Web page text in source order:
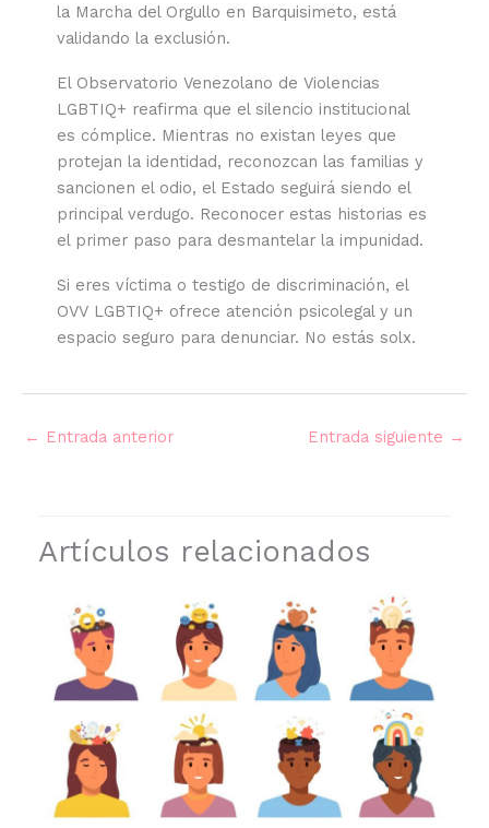
la Marcha del Orgullo en Barquisimeto, está
validando la exclusión.
El Observatorio Venezolano de Violencias
LGBTIQ+ reafirma que el silencio institucional
es cómplice. Mientras no existan leyes que
protejan la identidad, reconozcan las familias y
sancionen el odio, el Estado seguirá siendo el
principal verdugo. Reconocer estas historias es
el primer paso para desmantelar la impunidad.
Si eres víctima o testigo de discriminación, el
OVV LGBTIQ+ ofrece atención psicolegal y un
espacio seguro para denunciar. No estás solx.
← Entrada anterior Entrada siguiente →
Artículos relacionados